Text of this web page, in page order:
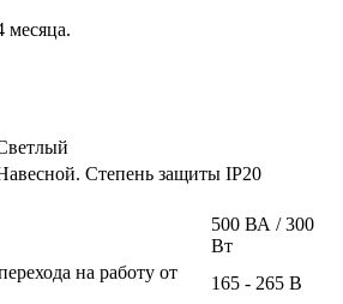
месяца.
Степень защиты IP20
500 ВА / 300
Вт
на работу от
165 - 265 В